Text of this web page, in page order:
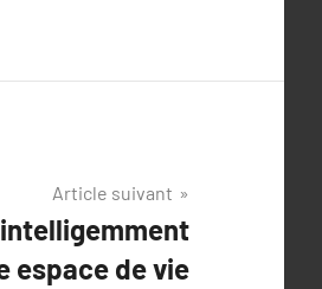
Article suivant
espace de vie